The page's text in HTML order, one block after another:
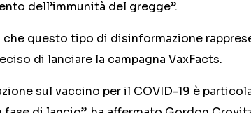
dell’immunità del gregge”.
questo tipo di disinformazione
di lanciare la campagna VaxFacts.
sul vaccino per il COVID-19 è